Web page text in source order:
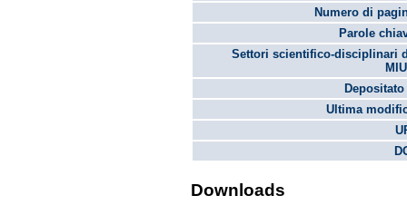
Numero di
Parole
Settori scientifico-disciplinari
Ultima
Downloads